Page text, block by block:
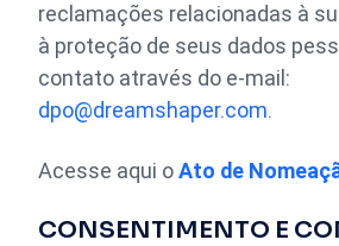
reclamações relacionadas à
à proteção de seus dados
contato através do e-mail:
dpo@dreamshaper.com.
Acesse aqui oAto de
CONSENTIMENTO E